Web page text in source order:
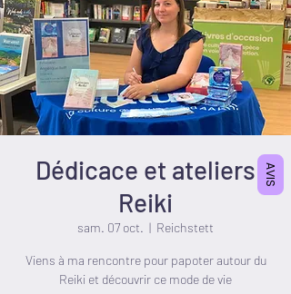
Dédicace et ateliers
Reiki
sam. 07 oct.
  |
Reichstett
Viens à ma rencontre pour papoter autour du
Reiki et découvrir ce mode de vie
AVIS